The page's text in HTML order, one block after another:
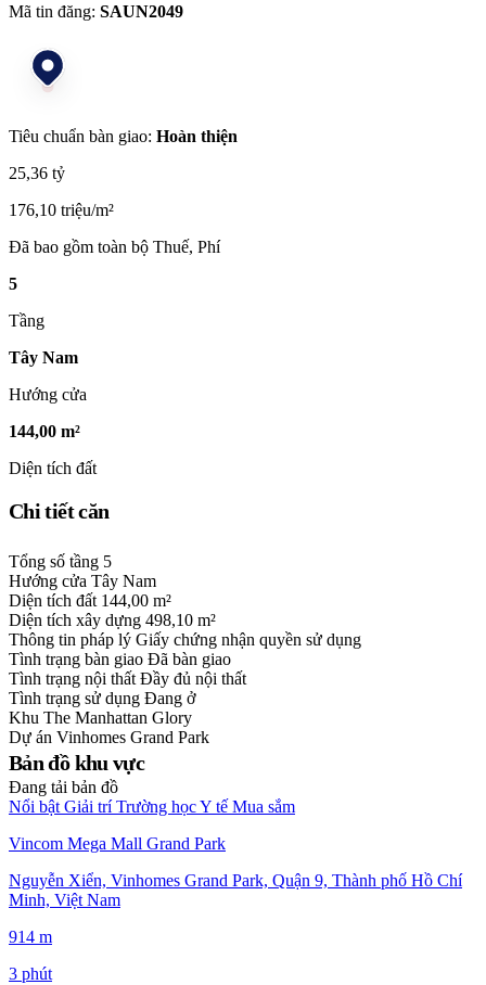
Mã tin đăng: SAUN2049
Tiêu chuẩn bàn giao: Hoàn thiện
25,36 tỷ
176,10 triệu/m²
Đã bao gồm toàn bộ Thuế, Phí
5
Tầng
Tây Nam
Hướng cửa
144,00 m²
Diện tích đất
Chi tiết căn
Tổng số tầng 5
Hướng cửa Tây Nam
Diện tích đất 144,00 m²
Diện tích xây dựng 498,10 m²
Thông tin pháp lý Giấy chứng nhận quyền sử dụng
Tình trạng bàn giao Đã bàn giao
Tình trạng nội thất Đầy đủ nội thất
Tình trạng sử dụng Đang ở
Khu The Manhattan Glory
Dự án Vinhomes Grand Park
Bản đồ khu vực
Đang tải bản đồ
Nổi bật Giải trí Trường họcY tế Mua sắm
Vincom Mega Mall Grand Park
Nguyễn Xiển, Vinhomes Grand Park, Quận 9, Thành phố Hồ Chí
Minh, Việt Nam
914 m
3 phút